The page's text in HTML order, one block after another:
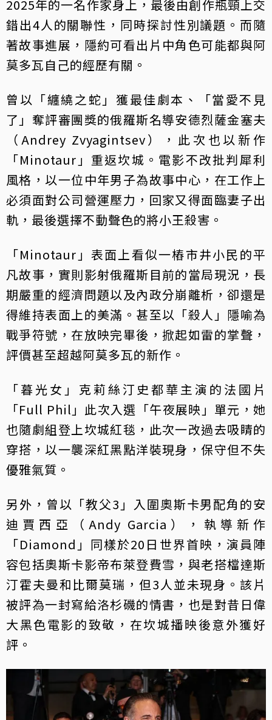
2025年的一名作家身上，最後由創作瓶頸上交
錯出4人的關聯性，同時探討性別議題。而隨
著故事進展，隱約可看出片中角色可能都與阿
莫多瓦自己的經歷有關。
曾以「纏繞之蛇」獲最佳劇本、「當愛不見
了」奪評審團獎的俄羅斯名導安德烈薩金塞夫
（Andrey Zvyagintsev），此次也以新作
「Minotaur」重返坎城。電影不改批判犀利
風格，以一位中年男子為故事中心，在工作上
必須面對公司營運壓力，回家又得面臨妻子出
軌，最後選擇不動聲色的將小王殺害。
「Minotaur」表面上看似一樁市井小民的平
凡故事，實則影射俄羅斯目前的當局現況，長
期嚴重的經濟問題以及內政分崩離析，卻還是
得維持表面上的美滿。甚至以「殺人」隱喻為
戰爭符號，在放映完畢後，掀起如雷的掌聲，
評價甚至超越阿莫多瓦的新作。
「暮光女」克莉絲汀史都華主演的法國片
「Full Phil」此次入選「午夜展映」單元，她
也隨劇組登上坎城紅毯，此次一改過去吸睛的
穿搭，以一襲深紅黑點洋裝現身，保守但不失
優雅氣質。
另外，曾以「教父3」入圍奧斯卡男配角的安
迪賈西亞（Andy Garcia），執導新作
「Diamond」同樣於20日世界首映，演員陣
容包括奧斯卡影帝布萊登費雪，與老搭檔達斯
汀霍夫曼和比爾莫瑞，但3人並未現身。該片
被評為一封寫給洛杉磯的情書，也是對昔日偉
大黑色電影的致敬，在坎城播映後意外獲好
評。